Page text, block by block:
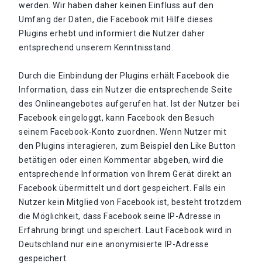
werden. Wir haben daher keinen Einfluss auf den
Umfang der Daten, die Facebook mit Hilfe dieses
Plugins erhebt und informiert die Nutzer daher
entsprechend unserem Kenntnisstand.
Durch die Einbindung der Plugins erhält Facebook die
Information, dass ein Nutzer die entsprechende Seite
des Onlineangebotes aufgerufen hat. Ist der Nutzer bei
Facebook eingeloggt, kann Facebook den Besuch
seinem Facebook-Konto zuordnen. Wenn Nutzer mit
den Plugins interagieren, zum Beispiel den Like Button
betätigen oder einen Kommentar abgeben, wird die
entsprechende Information von Ihrem Gerät direkt an
Facebook übermittelt und dort gespeichert. Falls ein
Nutzer kein Mitglied von Facebook ist, besteht trotzdem
die Möglichkeit, dass Facebook seine IP-Adresse in
Erfahrung bringt und speichert. Laut Facebook wird in
Deutschland nur eine anonymisierte IP-Adresse
gespeichert.